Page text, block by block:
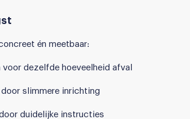
én meetbaar:
dezelfde hoeveelheid afval
slimmere inrichting
duidelijke instructies